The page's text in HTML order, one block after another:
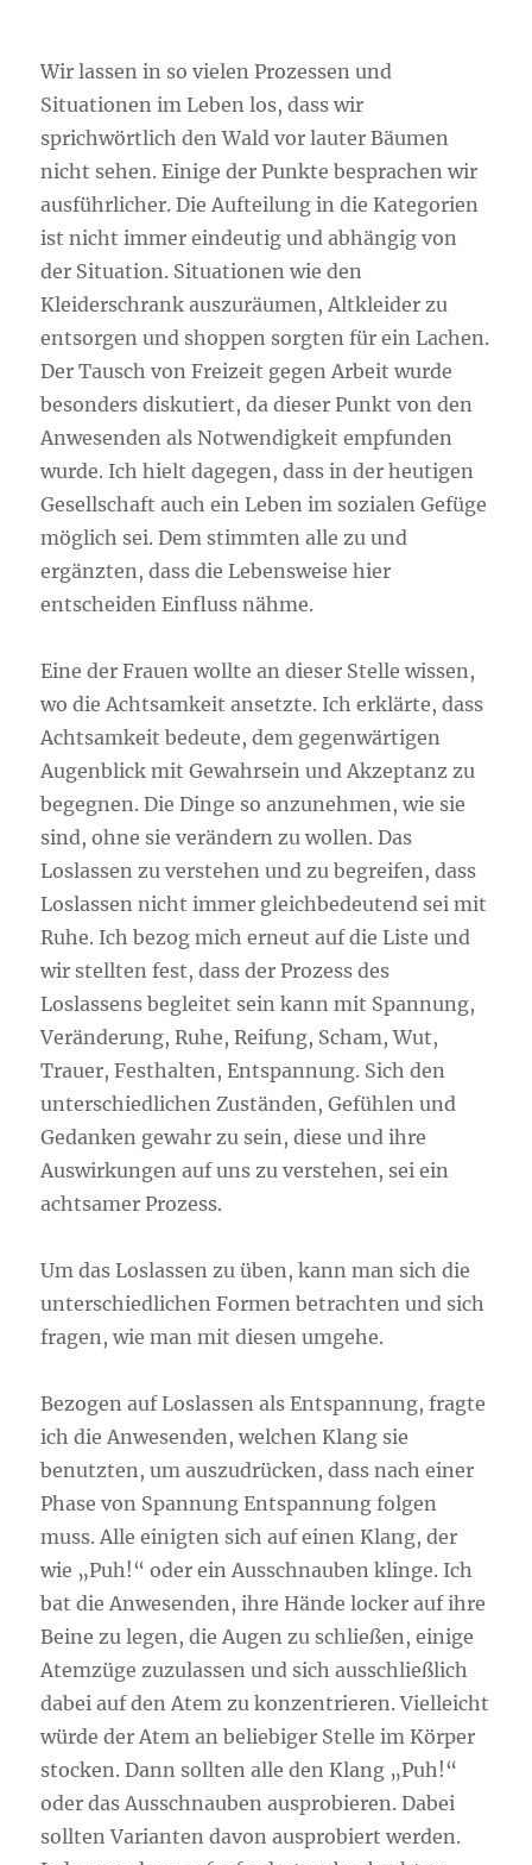
Wir lassen in so vielen Prozessen und
Situationen im Leben los, dass wir
sprichwörtlich den Wald vor lauter Bäumen
nicht sehen. Einige der Punkte besprachen wir
ausführlicher. Die Aufteilung in die Kategorien
ist nicht immer eindeutig und abhängig von
der Situation. Situationen wie den
Kleiderschrank auszuräumen, Altkleider zu
entsorgen und shoppen sorgten für ein Lachen.
Der Tausch von Freizeit gegen Arbeit wurde
besonders diskutiert, da dieser Punkt von den
Anwesenden als Notwendigkeit empfunden
wurde. Ich hielt dagegen, dass in der heutigen
Gesellschaft auch ein Leben im sozialen Gefüge
möglich sei. Dem stimmten alle zu und
ergänzten, dass die Lebensweise hier
entscheiden Einfluss nähme.
Eine der Frauen wollte an dieser Stelle wissen,
wo die Achtsamkeit ansetzte. Ich erklärte, dass
Achtsamkeit bedeute, dem gegenwärtigen
Augenblick mit Gewahrsein und Akzeptanz zu
begegnen. Die Dinge so anzunehmen, wie sie
sind, ohne sie verändern zu wollen. Das
Loslassen zu verstehen und zu begreifen, dass
Loslassen nicht immer gleichbedeutend sei mit
Ruhe. Ich bezog mich erneut auf die Liste und
wir stellten fest, dass der Prozess des
Loslassens begleitet sein kann mit Spannung,
Veränderung, Ruhe, Reifung, Scham, Wut,
Trauer, Festhalten, Entspannung. Sich den
unterschiedlichen Zuständen, Gefühlen und
Gedanken gewahr zu sein, diese und ihre
Auswirkungen auf uns zu verstehen, sei ein
achtsamer Prozess.
Um das Loslassen zu üben, kann man sich die
unterschiedlichen Formen betrachten und sich
fragen, wie man mit diesen umgehe.
Bezogen auf Loslassen als Entspannung, fragte
ich die Anwesenden, welchen Klang sie
benutzten, um auszudrücken, dass nach einer
Phase von Spannung Entspannung folgen
muss. Alle einigten sich auf einen Klang, der
wie „Puh!“ oder ein Ausschnauben klinge. Ich
bat die Anwesenden, ihre Hände locker auf ihre
Beine zu legen, die Augen zu schließen, einige
Atemzüge zuzulassen und sich ausschließlich
dabei auf den Atem zu konzentrieren. Vielleicht
würde der Atem an beliebiger Stelle im Körper
stocken. Dann sollten alle den Klang „Puh!“
oder das Ausschnauben ausprobieren. Dabei
sollten Varianten davon ausprobiert werden.